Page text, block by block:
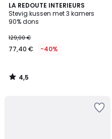
LA REDOUTE INTERIEURS
Stevig kussen met 3 kamers
90% dons
129,00 €
77,40 € -40%
4,5
/ 5
4,5
/